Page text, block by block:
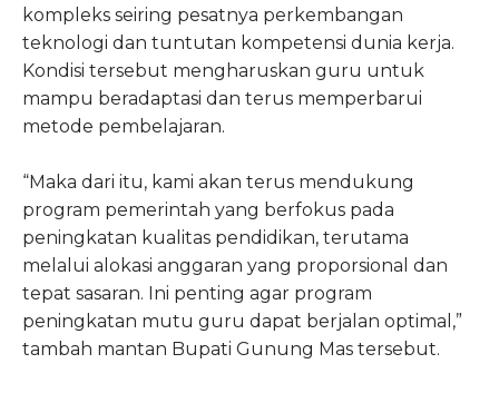
kompleks seiring pesatnya perkembangan
teknologi dan tuntutan kompetensi dunia kerja.
Kondisi tersebut mengharuskan guru untuk
mampu beradaptasi dan terus memperbarui
metode pembelajaran.
“Maka dari itu, kami akan terus mendukung
program pemerintah yang berfokus pada
peningkatan kualitas pendidikan, terutama
melalui alokasi anggaran yang proporsional dan
tepat sasaran. Ini penting agar program
peningkatan mutu guru dapat berjalan optimal,”
tambah mantan Bupati Gunung Mas tersebut.